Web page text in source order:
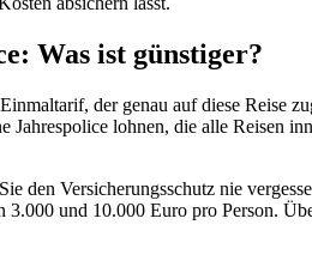
Was ist günstiger?
der genau auf diese Reise
Jahrespolice lohnen, die alle Reisen
den Versicherungsschutz nie
und 10.000 Euro pro Person.